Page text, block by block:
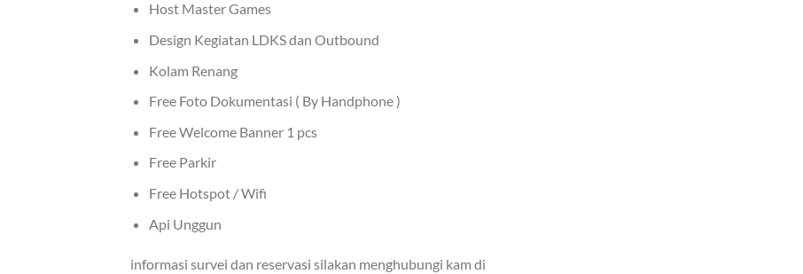
Host Master Games
Design Kegiatan LDKS dan Outbound
Kolam Renang
Free Foto Dokumentasi ( By Handphone )
Free Welcome Banner 1 pcs
Free Parkir
Free Hotspot / Wifi
Api Unggun
informasi survei dan reservasi silakan menghubungi kam di